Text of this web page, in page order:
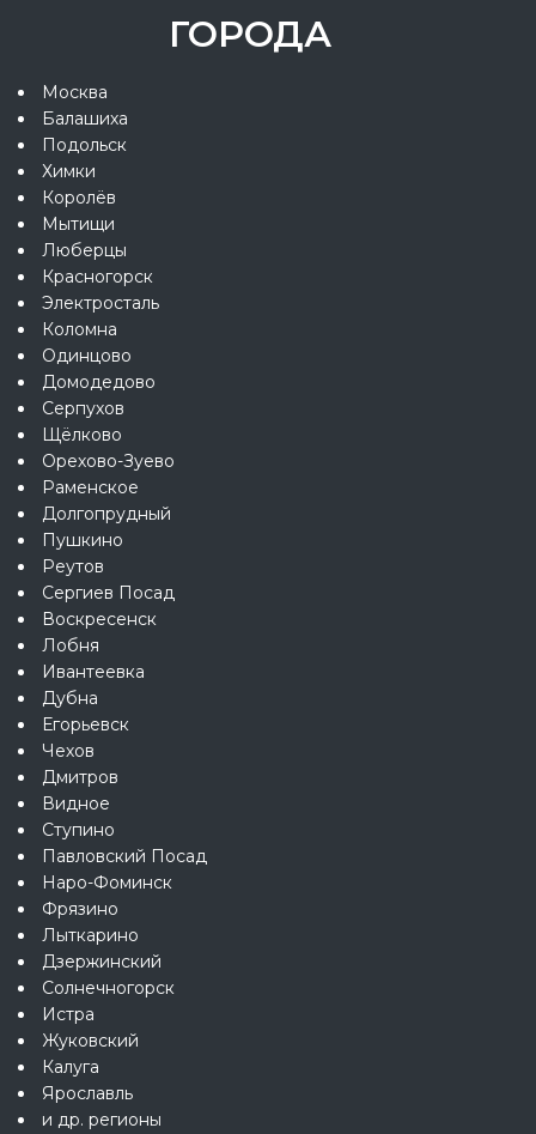
ГОРОДА
Москва
Балашиха
Подольск
Химки
Королёв
Мытищи
Люберцы
Красногорск
Электросталь
Коломна
Одинцово
Домодедово
Серпухов
Щёлково
Орехово-Зуево
Раменское
Долгопрудный
Пушкино
Реутов
Сергиев Посад
Воскресенск
Лобня
Ивантеевка
Дубна
Егорьевск
Чехов
Дмитров
Видное
Ступино
Павловский Посад
Наро-Фоминск
Фрязино
Лыткарино
Дзержинский
Солнечногорск
Истра
Жуковский
Калуга
Ярославль
и др. регионы